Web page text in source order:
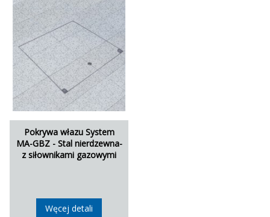
Pokrywa włazu System
MA-GBZ - Stal nierdzewna-
z siłownikami gazowymi
Węcej detali